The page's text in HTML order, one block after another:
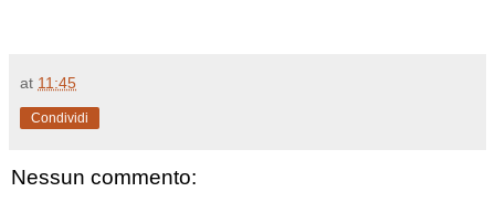
at 11:45
Condividi
Nessun commento: